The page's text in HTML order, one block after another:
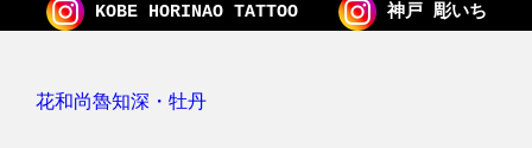
KOBE HORINAO TATTOO 神戸 彫いち
花和尚魯知深・牡丹